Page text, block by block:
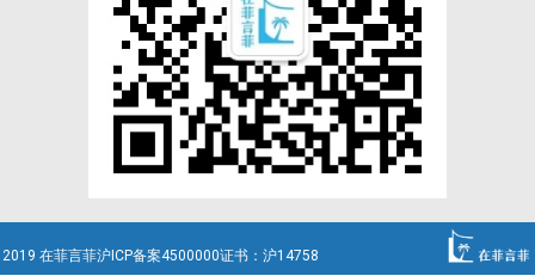
2019 在菲言菲沪ICP备案4500000证书：沪14758